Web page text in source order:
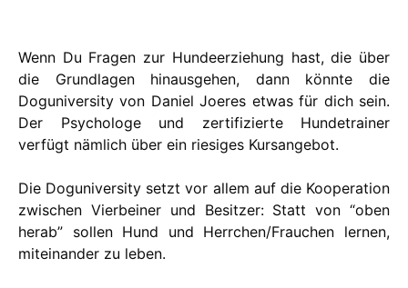
Wenn Du Fragen zur Hundeerziehung hast, die über
die Grundlagen hinausgehen, dann könnte die
Doguniversity von Daniel Joeres etwas für dich sein.
Der Psychologe und zertifizierte Hundetrainer
verfügt nämlich über ein riesiges Kursangebot.
Die Doguniversity setzt vor allem auf die Kooperation
zwischen Vierbeiner und Besitzer: Statt von “oben
herab” sollen Hund und Herrchen/Frauchen lernen,
miteinander zu leben.